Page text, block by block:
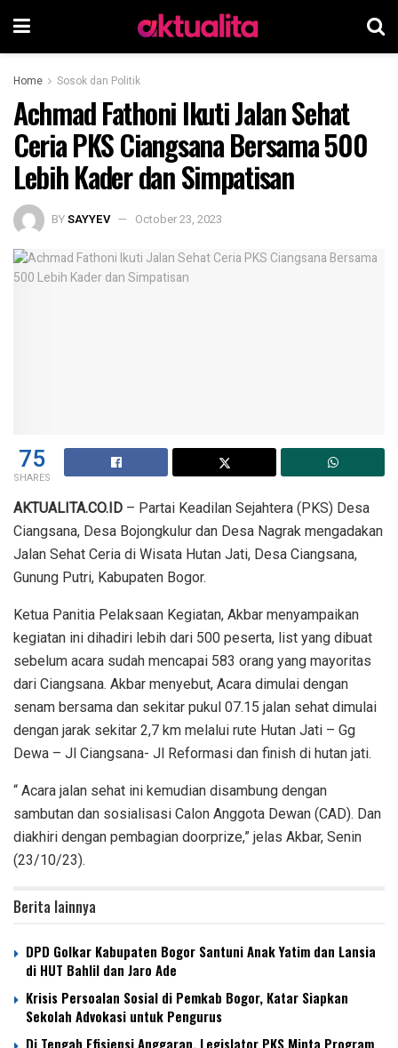
Home Sosok dan Politik
Achmad Fathoni Ikuti Jalan Sehat
Ceria PKS Ciangsana Bersama 500
Lebih Kader dan Simpatisan
BYSAYYEV October 23, 2023
75
SHARES
AKTUALITA.CO.ID – Partai Keadilan Sejahtera (PKS) Desa
Ciangsana, Desa Bojongkulur dan Desa Nagrak mengadakan
Jalan Sehat Ceria di Wisata Hutan Jati, Desa Ciangsana,
Gunung Putri, Kabupaten Bogor.
Ketua Panitia Pelaksaan Kegiatan, Akbar menyampaikan
kegiatan ini dihadiri lebih dari 500 peserta, list yang dibuat
sebelum acara sudah mencapai 583 orang yang mayoritas
dari Ciangsana. Akbar menyebut, Acara dimulai dengan
senam bersama dan sekitar pukul 07.15 jalan sehat dimulai
dengan jarak sekitar 2,7 km melalui rute Hutan Jati – Gg
Dewa – Jl Ciangsana- Jl Reformasi dan finish di hutan jati.
“ Acara jalan sehat ini kemudian disambung dengan
sambutan dan sosialisasi Calon Anggota Dewan (CAD). Dan
diakhiri dengan pembagian doorprize,” jelas Akbar, Senin
(23/10/23).
Berita lainnya
DPD Golkar Kabupaten Bogor Santuni Anak Yatim dan Lansia
di HUT Bahlil dan Jaro Ade
Krisis Persoalan Sosial di Pemkab Bogor, Katar Siapkan
Sekolah Advokasi untuk Pengurus
Di Tengah Efisiensi Anggaran, Legislator PKS Minta Program